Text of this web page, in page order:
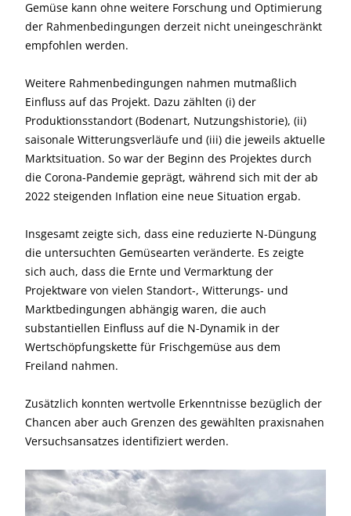
Gemüse kann ohne weitere Forschung und Optimierung
der Rahmenbedingungen derzeit nicht uneingeschränkt
empfohlen werden.
Weitere Rahmenbedingungen nahmen mutmaßlich
Einfluss auf das Projekt. Dazu zählten (i) der
Produktionsstandort (Bodenart, Nutzungshistorie), (ii)
saisonale Witterungsverläufe und (iii) die jeweils aktuelle
Marktsituation. So war der Beginn des Projektes durch
die Corona-Pandemie geprägt, während sich mit der ab
2022 steigenden Inflation eine neue Situation ergab.
Insgesamt zeigte sich, dass eine reduzierte N-Düngung
die untersuchten Gemüsearten veränderte. Es zeigte
sich auch, dass die Ernte und Vermarktung der
Projektware von vielen Standort-, Witterungs- und
Marktbedingungen abhängig waren, die auch
substantiellen Einfluss auf die N-Dynamik in der
Wertschöpfungskette für Frischgemüse aus dem
Freiland nahmen.
Zusätzlich konnten wertvolle Erkenntnisse bezüglich der
Chancen aber auch Grenzen des gewählten praxisnahen
Versuchsansatzes identifiziert werden.